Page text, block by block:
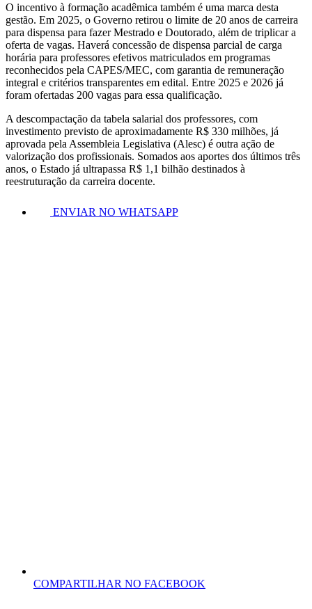
O incentivo à formação acadêmica também é uma marca desta
gestão. Em 2025, o Governo retirou o limite de 20 anos de carreira
para dispensa para fazer Mestrado e Doutorado, além de triplicar a
oferta de vagas. Haverá concessão de dispensa parcial de carga
horária para professores efetivos matriculados em programas
reconhecidos pela CAPES/MEC, com garantia de remuneração
integral e critérios transparentes em edital. Entre 2025 e 2026 já
foram ofertadas 200 vagas para essa qualificação.
A descompactação da tabela salarial dos professores, com
investimento previsto de aproximadamente R$ 330 milhões, já
aprovada pela Assembleia Legislativa (Alesc) é outra ação de
valorização dos profissionais. Somados aos aportes dos últimos três
anos, o Estado já ultrapassa R$ 1,1 bilhão destinados à
reestruturação da carreira docente.
ENVIAR NO WHATSAPP
COMPARTILHAR NO FACEBOOK